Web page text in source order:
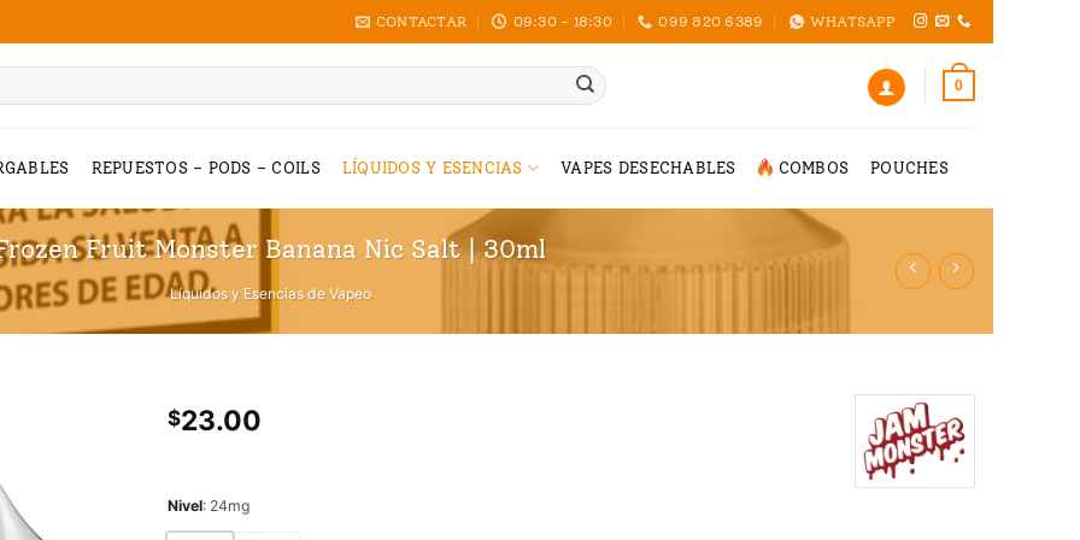
CONTACTAR 09:30 - 18:30 099 820 6389 WHATSAPP
0
REPUESTOS – PODS – COILS LÍQUIDOS Y ESENCIAS VAPES DESECHABLES COMBOS POUCHES
Fruit Monster Banana Nic Salt | 30ml
Líquidos y Esencias de Vapeo
$23.00
Nivel: 24mg